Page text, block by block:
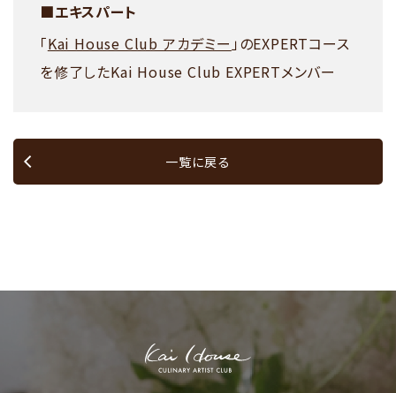
■エキスパート
「Kai House Club アカデミー」のEXPERTコース
を修了したKai House Club EXPERTメンバー
一覧に戻る